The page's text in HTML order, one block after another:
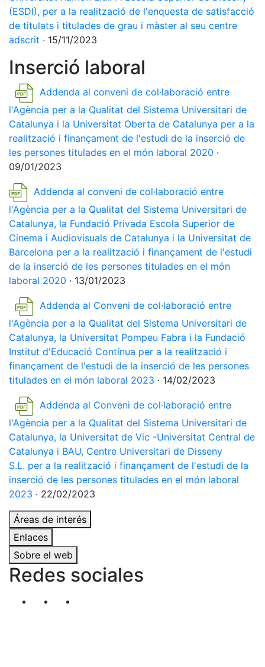
(ESDI), per a la realització de l'enquesta de satisfacció
de titulats i titulades de grau i màster al seu centre
adscrit · 15/11/2023
Inserció laboral
Addenda al conveni de col·laboració entre
l'Agència per a la Qualitat del Sistema Universitari de
Catalunya i la Universitat Oberta de Catalunya per a la
realització i finançament de l'estudi de la inserció de
les persones titulades en el món laboral 2020 ·
09/01/2023
Addenda al conveni de col·laboració entre
l'Agència per a la Qualitat del Sistema Universitari de
Catalunya, la Fundació Privada Escola Superior de
Cinema i Audiovisuals de Catalunya i la Universitat de
Barcelona per a la realització i finançament de l'estudi
de la inserció de les persones titulades en el món
laboral 2020 · 13/01/2023
Addenda al Conveni de col·laboració entre
l'Agència per a la Qualitat del Sistema Universitari de
Catalunya, la Universitat Pompeu Fabra i la Fundació
Institut d'Educació Contínua per a la realització i
finançament de l'estudi de la inserció de les persones
titulades en el món laboral 2023 · 14/02/2023
Addenda al Conveni de col·laboració entre
l'Agència per a la Qualitat del Sistema Universitari de
Catalunya, la Universitat de Vic -Universitat Central de
Catalunya i BAU, Centre Universitari de Disseny
S.L. per a la realització i finançament de l'estudi de la
inserció de les persones titulades en el món laboral
2023 · 22/02/2023
Áreas de interés
Enlaces
Sobre el web
Redes sociales
Segueix-nos al nostre canal de Twitter